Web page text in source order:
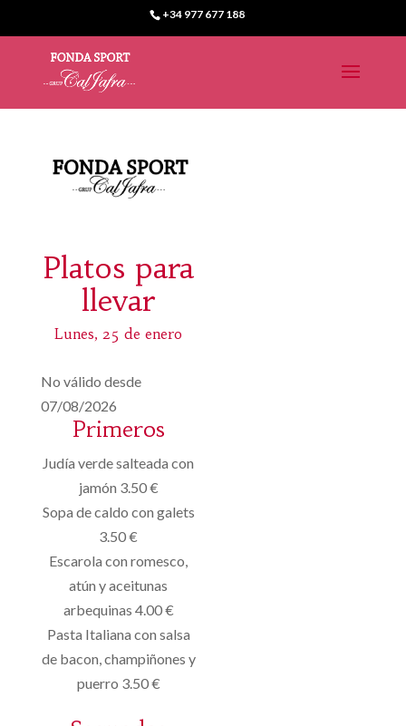
+34 977 677 188
Platos para
llevar
Lunes, 25 de enero
No válido desde
07/08/2026
Primeros
Judía verde salteada con
jamón 3.50 €
Sopa de caldo con galets
3.50 €
Escarola con romesco,
atún y aceitunas
arbequinas 4.00 €
Pasta Italiana con salsa
de bacon, champiñones y
puerro 3.50 €